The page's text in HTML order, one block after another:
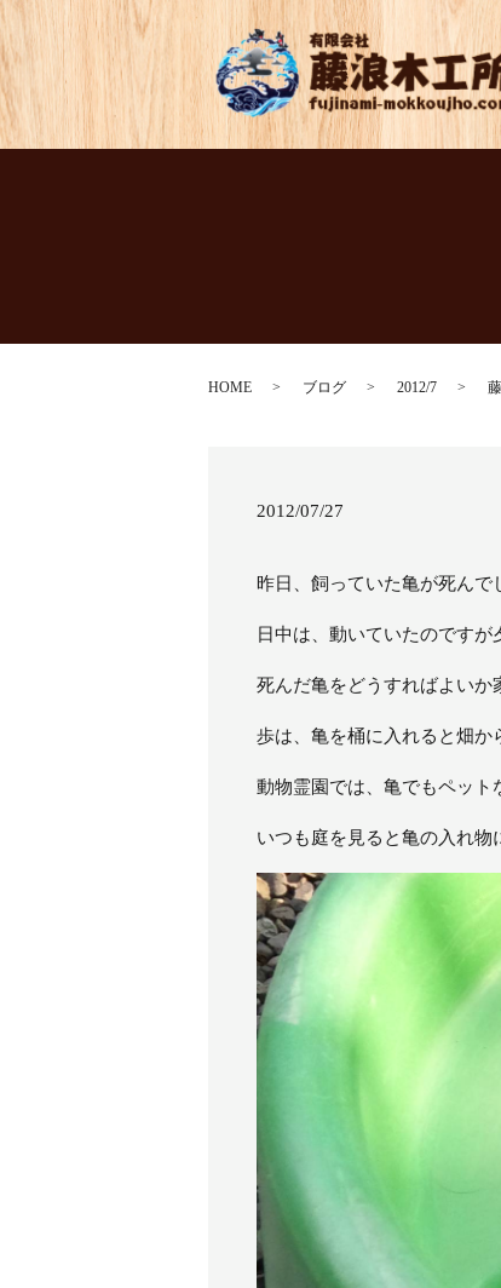
HOME ブログ 2012/7
2012/07/27
昨日、飼っていた亀が死んで
日中は、動いていたのです
死んだ亀をどうすればよいか
歩は、亀を桶に入れると畑か
動物霊園では、亀でもペット
いつも庭を見ると亀の入れ